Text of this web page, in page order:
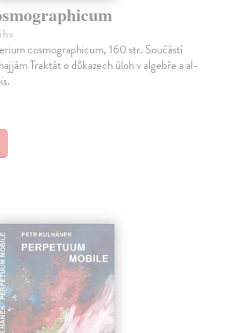
cosmographicum, 160 str. Součástí
Traktát o důkazech úloh v algebře a al-